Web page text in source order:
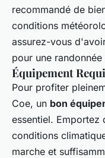
recommandé de
conditions
assurez-vous
pour une
Équipement
Pour profiter
Coe, un bon
essentiel. Emportez
conditions
marche et